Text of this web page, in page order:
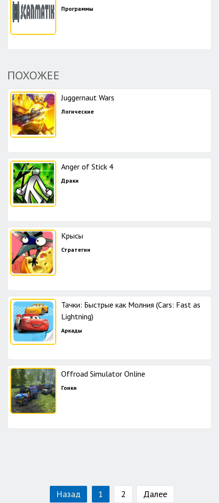
Программы
ПОХОЖЕЕ
Juggernaut Wars
Логические
Anger of Stick 4
Драки
Крысы
Стратегии
Тачки: Быстрые как Молния (Cars: Fast as
Lightning)
Аркады
Offroad Simulator Online
Гонки
Назад 1 2 Далее